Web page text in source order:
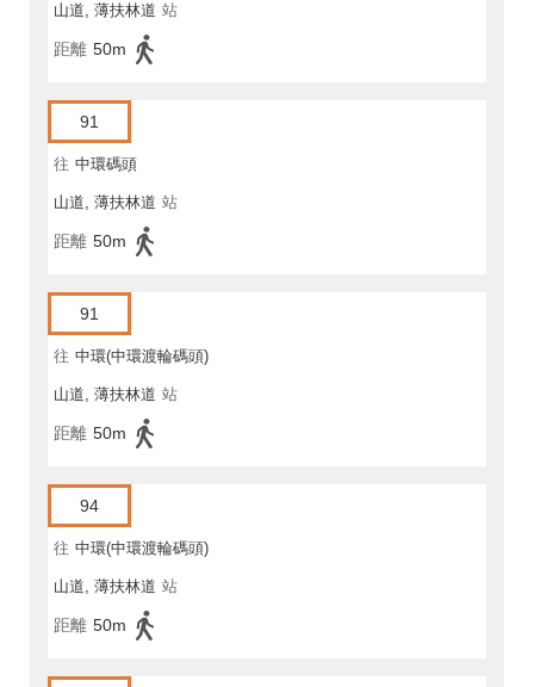
山道, 薄扶林道 站
距離 50m
91
往 中環碼頭
山道, 薄扶林道 站
距離 50m
91
往 中環(中環渡輪碼頭)
山道, 薄扶林道 站
距離 50m
94
往 中環(中環渡輪碼頭)
山道, 薄扶林道 站
距離 50m